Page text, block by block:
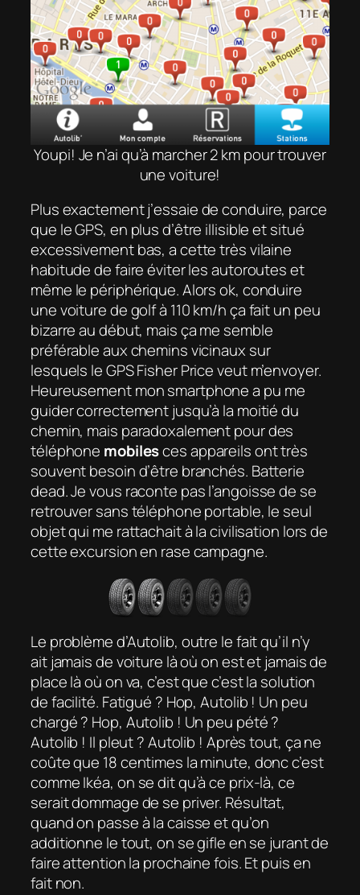
Youpi! Je n’ai qu’à marcher 2 km pour trouver
une voiture!
Plus exactement j’essaiede conduire, parce
que le GPS, en plus d’être illisible et situé
excessivement bas, a cette très vilaine
habitude de faire éviter les autoroutes et
même le périphérique. Alors ok, conduire
une voiture de golf à 110 km/h ça fait un peu
bizarre au début, mais ça me semble
préférable aux chemins vicinaux sur
lesquels le GPS Fisher Price veut m’envoyer.
Heureusement mon smartphone a pu me
guider correctement jusqu’à la moitié du
chemin, mais paradoxalement pour des
téléphone mobilesces appareils ont très
souvent besoin d’être branchés. Batterie
dead. Je vous raconte pas l’angoisse de se
retrouver sans téléphone portable, le seul
objet qui me rattachait à la civilisation lors de
cette excursion en rase campagne.
Le problème d’Autolib, outre le fait qu’il n’y
ait jamais de voiture là où on est et jamais de
place là où on va, c’est que c’est la solution
de facilité. Fatigué ? Hop, Autolib ! Un peu
chargé ? Hop, Autolib ! Un peu pété ?
Autolib ! Il pleut ? Autolib ! Après tout, ça ne
coûte que 18 centimes la minute, donc c’est
comme Ikéa, on se dit qu’à ce prix-là, ce
serait dommage de se priver. Résultat,
quand on passe à la caisse et qu’on
additionne le tout, on se gifle en se jurant de
faire attention la prochaine fois. Et puis en
fait non.